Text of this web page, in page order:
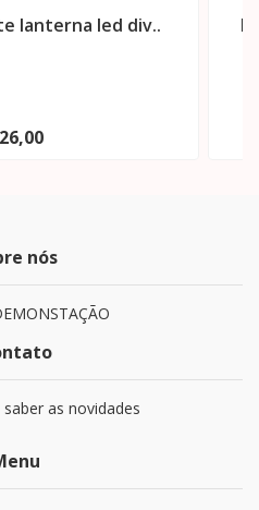
lanterna led div..
nós
as novidades